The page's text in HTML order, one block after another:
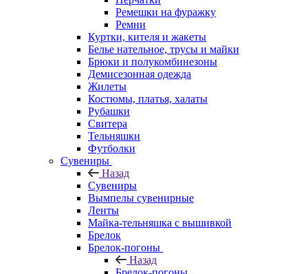
Ремешки на фуражку
Ремни
Куртки, кителя и жакеты
Белье нательное, трусы и майки
Брюки и полукомбинезоны
Демисезонная одежда
Жилеты
Костюмы, платья, халаты
Рубашки
Свитера
Тельняшки
Футболки
Сувениры
Назад
Сувениры
Вымпелы сувенирные
Ленты
Майка-тельняшка с вышивкой
Брелок
Брелок-погоны
Назад